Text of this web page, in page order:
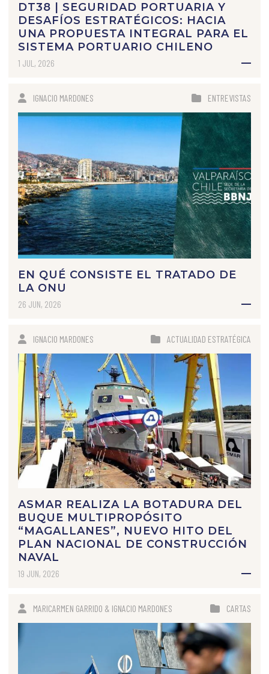
DT38 | SEGURIDAD PORTUARIA Y
DESAFÍOS ESTRATÉGICOS: HACIA
UNA PROPUESTA INTEGRAL PARA EL
SISTEMA PORTUARIO CHILENO
1 JUL, 2026
IGNACIO MARDONES ENTREVISTAS
EN QUÉ CONSISTE EL TRATADO DE
LA ONU
26 JUN, 2026
IGNACIO MARDONES ACTUALIDAD ESTRATÉGICA
ASMAR REALIZA LA BOTADURA DEL
BUQUE MULTIPROPÓSITO
“MAGALLANES”, NUEVO HITO DEL
PLAN NACIONAL DE CONSTRUCCIÓN
NAVAL
19 JUN, 2026
MARICARMEN GARRIDO & IGNACIO MARDONES CARTAS